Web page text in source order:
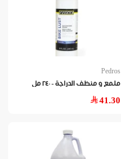
Pedros
ملمع و منظف الدراجة - ٢٤٠ مل
41.30